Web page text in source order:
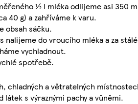
½ l mléka odlijeme asi 350
40 g) a zahříváme k varu.
obsah sáčku.
nalijeme do vroucího mléka a za
vychladnout.
spotřebě.
chladných a větratelných
látek s výraznými pachy a vůněmi.